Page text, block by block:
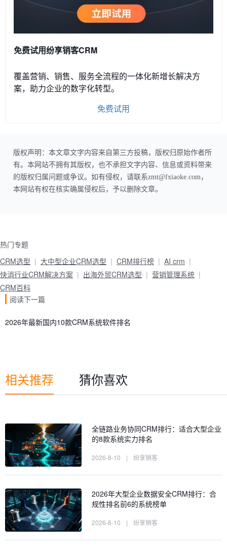
免费试用纷享销客CRM
覆盖营销、销售、服务全流程的一体化新增长解决方
案，助力企业的数字化转型。
免费试用
版权声明：本文章文字内容来自第三方投稿，版权归原始作者所
有。本网站不拥有其版权，也不承担文字内容、信息或资料带来
的版权归属问题或争议。如有侵权，请联系zmt@fxiaoke.com，
本网站有权在核实确属侵权后，予以删除文章。
热门专题
CRM选型
大中型企业CRM选型 CRM排行榜
AI crm
快消行业CRM解决方案
出海外贸CRM选型
营销管理系统
CRM百科
阅读下一篇
2026年最新国内10款CRM系统软件排名
相关推荐 猜你喜欢
全链路业务协同CRM排行：适合大型企业
的8款系统实力排名
2026-8-10 | 纷享销客
2026年大型企业数据安全CRM排行：合
规性排名前6的系统榜单
2026-8-10 | 纷享销客